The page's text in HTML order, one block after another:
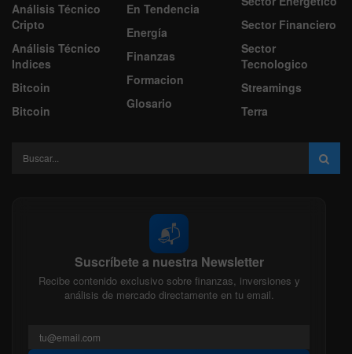
Análisis Técnico
Cripto
Análisis Técnico
Indices
Bitcoin
Bitcoin
En Tendencia
Energía
Finanzas
Formacion
Glosario
Sector Financiero
Sector
Tecnologico
Streamings
Terra
📬
Suscríbete a nuestra Newsletter
Recibe contenido exclusivo sobre finanzas, inversiones y
análisis de mercado directamente en tu email.